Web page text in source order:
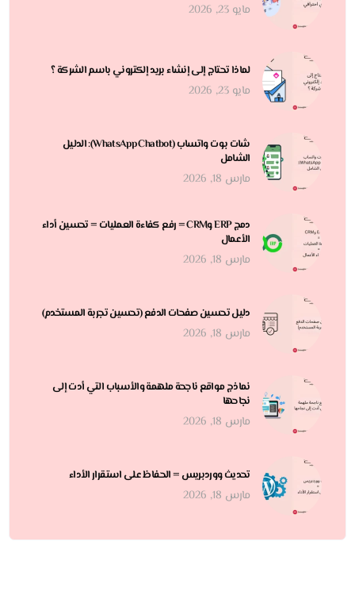
مايو 23, 2026
لماذا تحتاج إلى إنشاء بريد إلكتروني باسم الشركة ؟
مايو 23, 2026
شات بوت واتساب (WhatsApp Chatbot): الدليل
الشامل
مارس 18, 2026
دمج ERP وCRM = رفع كفاءة العمليات = تحسين أداء
الأعمال
مارس 18, 2026
دليل تحسين صفحات الدفع (تحسين تجربة المستخدم)
مارس 18, 2026
نماذج مواقع ناجحة ملهمة والأسباب التي أدت إلى
نجاحها
مارس 18, 2026
تحديث ووردبريس = الحفاظ على استقرار الأداء
مارس 18, 2026